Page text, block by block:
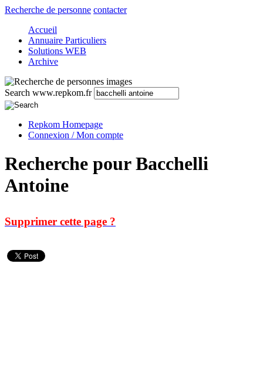
Recherche de personne contacter
Accueil
Annuaire Particuliers
Solutions WEB
Archive
Search www.repkom.fr
Repkom Homepage
Connexion / Mon compte
Recherche pour Bacchelli
Antoine
Supprimer cette page ?